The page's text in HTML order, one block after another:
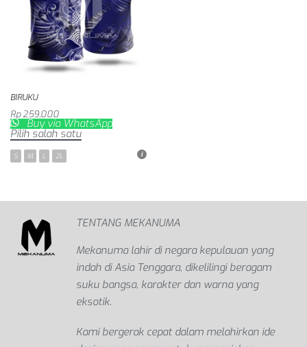
BIRUKU
Buy via WhatsApp
Rp259,000
Pilih salah satu
S M L 2L
TENTANG MEKANUMA
Mekanuma lahir di negara kepulauan yang
indah di Asia Tenggara, dikelilingi beragam
suku bangsa, karakter dan warna yang
eksotik.
Kami bergerak cepat dalam melahirkan ide